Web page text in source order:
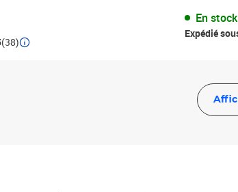
(38)
En stock
Expédié